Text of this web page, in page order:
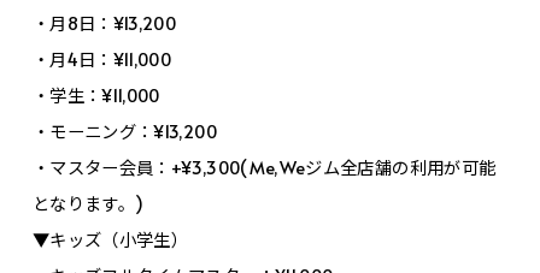
・月8日：¥13,200
・月4日：¥11,000
・学生：¥11,000
・モーニング：¥13,200
・マスター会員：+¥3,300(Me,Weジム全店舗の利用が可能
となります。)
▼キッズ（小学生）